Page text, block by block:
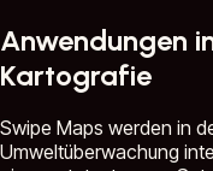
Anwendungen
Kartografie
Swipe Maps werden in
Umweltüberwachung